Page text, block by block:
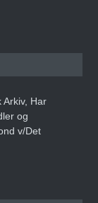
Arkiv, Har
og
v/Det